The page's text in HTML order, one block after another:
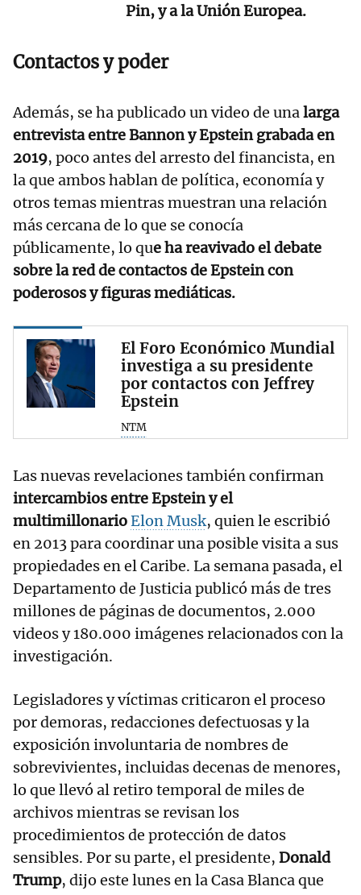
Pin, y a la Unión Europea.
Contactos y poder
Además, se ha publicado un video de unalarga
entrevista entre Bannon y Epstein grabada en
2019, poco antes del arresto del financista, en
la que ambos hablan de política, economía y
otros temas mientras muestran una relación
más cercana de lo que se conocía
públicamente, lo que ha reavivado el debate
sobre la red de contactos de Epstein con
poderosos y figuras mediáticas.
El Foro Económico Mundial
investiga a su presidente
por contactos con Jeffrey
Epstein
NTM
Las nuevas revelaciones también confirman
intercambios entre Epstein y el
multimillonarioElon Musk, quien le escribió
en 2013 para coordinar una posible visita a sus
propiedades en el Caribe. La semana pasada, el
Departamento de Justicia publicó más de tres
millones de páginas de documentos, 2.000
videos y 180.000 imágenes relacionados con la
investigación.
Legisladores y víctimas criticaron el proceso
por demoras, redacciones defectuosas y la
exposición involuntaria de nombres de
sobrevivientes, incluidas decenas de menores,
lo que llevó al retiro temporal de miles de
archivos mientras se revisan los
procedimientos de protección de datos
sensibles. Por su parte, el presidente, Donald
Trump, dijo este lunes en la Casa Blanca que